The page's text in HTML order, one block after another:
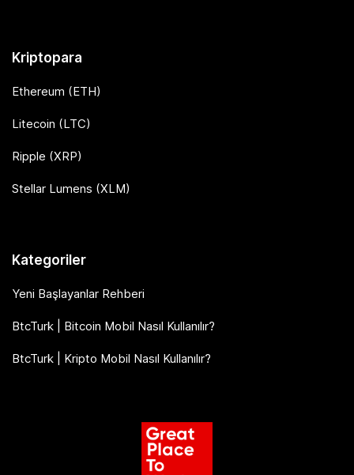
Kriptopara
Ethereum (ETH)
Litecoin (LTC)
Ripple (XRP)
Stellar Lumens (XLM)
Kategoriler
Yeni Başlayanlar Rehberi
BtcTurk | Bitcoin Mobil Nasıl Kullanılır?
BtcTurk | Kripto Mobil Nasıl Kullanılır?